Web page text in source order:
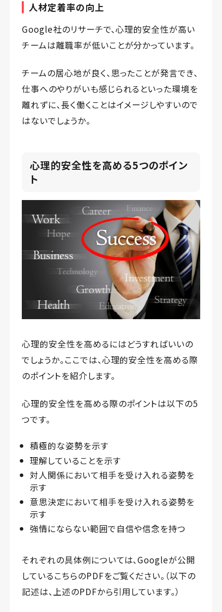
人材定着率の向上
Google社のリサーチで、心理的安全性が高い
チームは離職率が低いことが分かっています。
チームの居心地が良く、思ったことが発言でき、
仕事へのやりがいも感じられるといった環境を
離れずに、長く働くことはイメージしやすいので
はないでしょうか。
心理的安全性を高める5つのポイン
ト
心理的安全性を高めるにはどうすればいいの
でしょうか。ここでは、心理的安全性を高める際
のポイントを紹介します。
心理的安全性を高める際のポイントは以下の5
つです。
積極的な姿勢を示す
理解していることを示す
対人関係において相手を受け入れる姿勢を
示す
意思決定において相手を受け入れる姿勢を
示す
強情にならない範囲で自信や信念を持つ
それぞれの具体例については、Googleが公開
しているこちらのPDFをご覧ください。（以下の
記述は、上述のPDFから引用しています。）